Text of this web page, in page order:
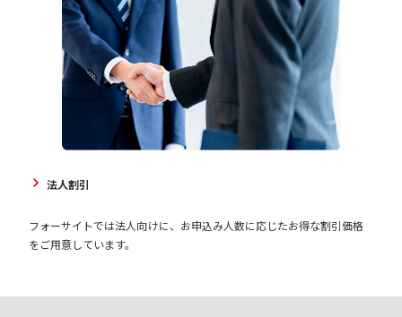
法人割引
フォーサイトでは法人向けに、お申込み人数に応じたお得な割引価格
をご用意しています。